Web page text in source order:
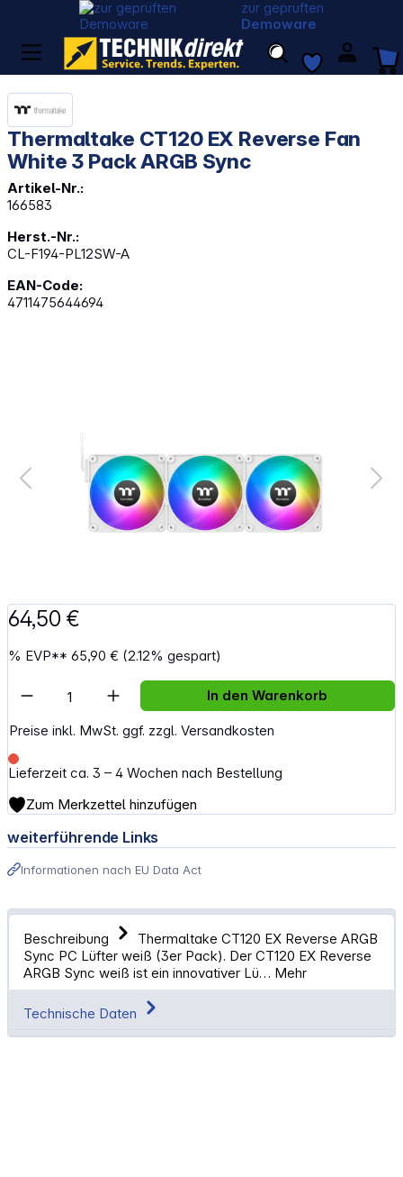
zur geprüften
Demoware
Thermaltake CT120 EX Reverse Fan
White 3 Pack ARGB Sync
Artikel-Nr.:
166583
Herst.-Nr.:
CL-F194-PL12SW-A
EAN-Code:
4711475644694
64,50 €
% EVP**65,90 € (2.12% gespart)
Preise inkl. MwSt. ggf. zzgl. Versandkosten
Lieferzeit ca. 3 – 4 Wochen nach Bestellung
Artikel Anzahl: Gib den gewünschten
In den Warenkorb
Zum Merkzettel hinzufügen
weiterführende Links
Informationen nach EU Data Act
Beschreibung
Thermaltake CT120 EX Reverse ARGB
Sync PC Lüfter weiß (3er Pack). Der CT120 EX Reverse
ARGB Sync weiß ist ein innovativer Lü… Mehr
Technische Daten